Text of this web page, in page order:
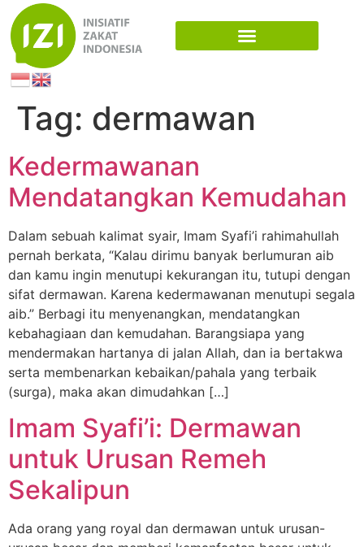
Tag: dermawan
Kedermawanan
Mendatangkan Kemudahan
Dalam sebuah kalimat syair, Imam Syafi’i rahimahullah
pernah berkata, “Kalau dirimu banyak berlumuran aib
dan kamu ingin menutupi kekurangan itu, tutupi dengan
sifat dermawan. Karena kedermawanan menutupi segala
aib.” Berbagi itu menyenangkan, mendatangkan
kebahagiaan dan kemudahan. Barangsiapa yang
mendermakan hartanya di jalan Allah, dan ia bertakwa
serta membenarkan kebaikan/pahala yang terbaik
(surga), maka akan dimudahkan […]
Imam Syafi’i: Dermawan
untuk Urusan Remeh
Sekalipun
Ada orang yang royal dan dermawan untuk urusan-